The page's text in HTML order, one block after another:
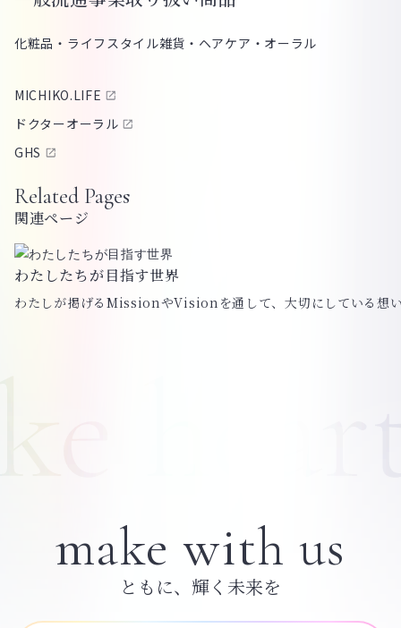
化粧品・ライフスタイル雑貨・ヘアケア・オーラル
MICHIKO.LIFE
ドクターオーラル
GHS
Related Pages
関連ページ
わたしたちが目指す世界
わたしが掲げるMissionやVisionを通して、大切にしている想
make with us
ともに、輝く未来を